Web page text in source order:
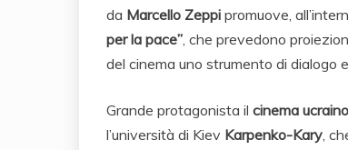
da Marcello Zeppi promuove,
per la pace”, che prevedono
del cinema uno strumento di dialogo
Grande protagonista il cinema ucraino
l’università di Kiev Karpenko-Kary,